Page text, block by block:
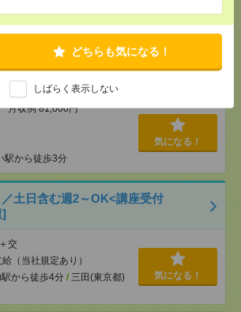
どちらも気になる！
しばらく表示しない
元住吉駅/新丸子駅/…
い[派遣]
収例 81,600円
駅から徒歩3分
気になる！
土日含む週2～OK<講座受付
]
交
（当社規定あり）
から徒歩4分 / 三田(東京都)
気になる！